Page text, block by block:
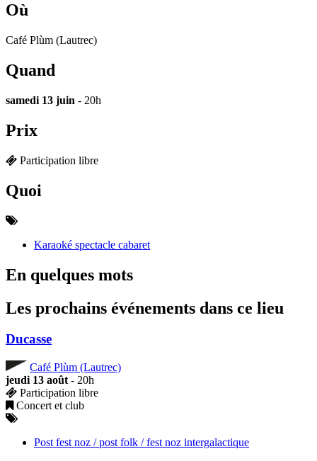
Où
Café Plùm (Lautrec)
Quand
samedi 13 juin - 20h
Prix
Participation libre
Quoi
Karaoké spectacle cabaret
En quelques mots
Les prochains événements dans ce lieu
Ducasse
Café Plùm (Lautrec)
jeudi 13 août - 20h
Participation libre
Concert et club
Post fest noz / post folk / fest noz intergalactique